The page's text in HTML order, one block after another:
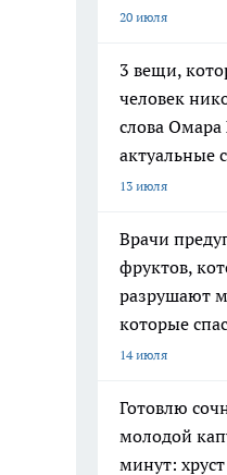
20 июля
3 вещи,
человек
слова
актуальные
13 июля
Врачи
фруктов,
разрушают
которые
14 июля
Готовлю
молодой
минут: